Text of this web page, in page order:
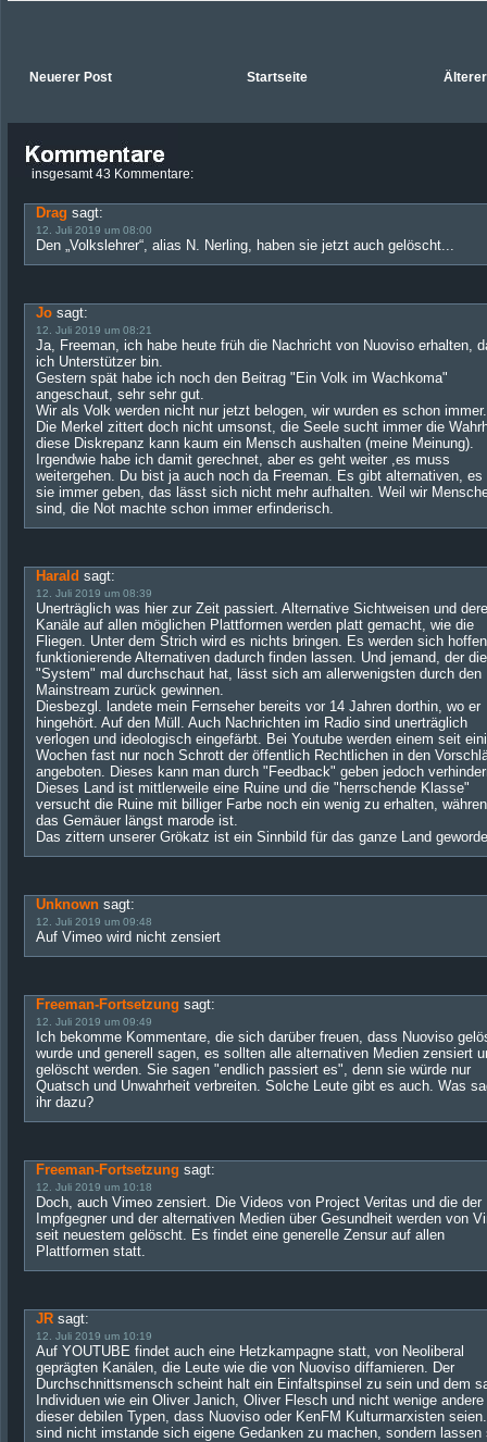
Neuerer Post Startseite
insgesamt 43 Kommentare:
Drag sagt:
12. Juli 2019 um 08:00
Den „Volkslehrer“, alias N. Nerling, haben sie jetzt auch gelöscht...
Jo sagt:
12. Juli 2019 um 08:21
Ja, Freeman, ich habe heute früh die Nachricht von Nuoviso erhalten,
ich Unterstützer bin.
Gestern spät habe ich noch den Beitrag "Ein Volk im Wachkoma"
angeschaut, sehr sehr gut.
Wir als Volk werden nicht nur jetzt belogen, wir wurden es schon immer.
Die Merkel zittert doch nicht umsonst, die Seele sucht immer die
diese Diskrepanz kann kaum ein Mensch aushalten (meine Meinung).
Irgendwie habe ich damit gerechnet, aber es geht weiter ,es muss
weitergehen. Du bist ja auch noch da Freeman. Es gibt alternativen, es
sie immer geben, das lässt sich nicht mehr aufhalten. Weil wir
sind, die Not machte schon immer erfinderisch.
Harald sagt:
12. Juli 2019 um 08:39
Unerträglich was hier zur Zeit passiert. Alternative Sichtweisen und
Kanäle auf allen möglichen Plattformen werden platt gemacht, wie die
Fliegen. Unter dem Strich wird es nichts bringen. Es werden sich
funktionierende Alternativen dadurch finden lassen. Und jemand, der
"System" mal durchschaut hat, lässt sich am allerwenigsten durch den
Mainstream zurück gewinnen.
Diesbezgl. landete mein Fernseher bereits vor 14 Jahren dorthin, wo er
hingehört. Auf den Müll. Auch Nachrichten im Radio sind unerträglich
verlogen und ideologisch eingefärbt. Bei Youtube werden einem seit
Wochen fast nur noch Schrott der öffentlich Rechtlichen in den
angeboten. Dieses kann man durch "Feedback" geben jedoch
Dieses Land ist mittlerweile eine Ruine und die "herrschende Klasse"
versucht die Ruine mit billiger Farbe noch ein wenig zu erhalten,
das Gemäuer längst marode ist.
Das zittern unserer Grökatz ist ein Sinnbild für das ganze Land
Unknown sagt:
12. Juli 2019 um 09:48
Auf Vimeo wird nicht zensiert
Freeman-Fortsetzung sagt:
12. Juli 2019 um 09:49
Ich bekomme Kommentare, die sich darüber freuen, dass Nuoviso
wurde und generell sagen, es sollten alle alternativen Medien zensiert
gelöscht werden. Sie sagen "endlich passiert es", denn sie würde nur
Quatsch und Unwahrheit verbreiten. Solche Leute gibt es auch. Was
ihr dazu?
Freeman-Fortsetzung sagt:
12. Juli 2019 um 10:18
Doch, auch Vimeo zensiert. Die Videos von Project Veritas und die der
Impfgegner und der alternativen Medien über Gesundheit werden von
seit neuestem gelöscht. Es findet eine generelle Zensur auf allen
Plattformen statt.
JR sagt:
12. Juli 2019 um 10:19
Auf YOUTUBE findet auch eine Hetzkampagne statt, von Neoliberal
geprägten Kanälen, die Leute wie die von Nuoviso diffamieren. Der
Durchschnittsmensch scheint halt ein Einfaltspinsel zu sein und dem
Individuen wie ein Oliver Janich, Oliver Flesch und nicht wenige andere
dieser debilen Typen, dass Nuoviso oder KenFM Kulturmarxisten
sind nicht imstande sich eigene Gedanken zu machen, sondern lassen